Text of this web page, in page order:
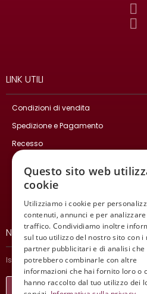
LINK UTILI
Condizioni di vendita
Spedizione e Pagamento
Recesso
Privacy Policy
Cookie Policy
NEWSLETTER
Iscriviti per ricevere informazioni sulle
Questo sito web
cookie
Utilizziamo i cookie per
contenuti, annunci e per
traffico. Condividiamo inoltre
sul tuo utilizzo del nostro sito con i
partner pubblicitari e di analisi che
potrebbero combinarle con altre
informazioni che hai fornito loro o
hanno raccolto dal tuo utilizzo dei